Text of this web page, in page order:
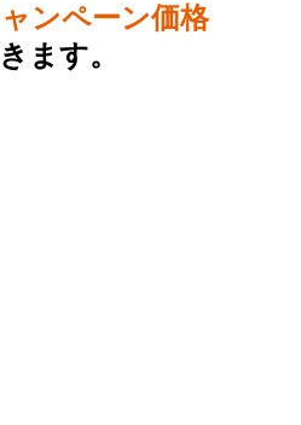
ンペーン価格
ます。